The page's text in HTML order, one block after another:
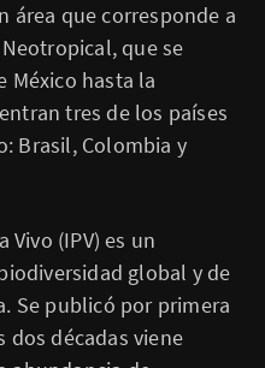
área que corresponde a
que se
México hasta la
tres de los países
Brasil, Colombia y
(IPV) es un
global y de
Se publicó por primera
dos décadas viene